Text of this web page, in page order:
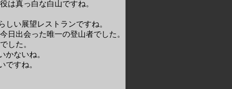
は真っ白な白山ですね。
い展望レストランですね。
日出会った唯一の登山者でした。
した。
かないね。
ですね。